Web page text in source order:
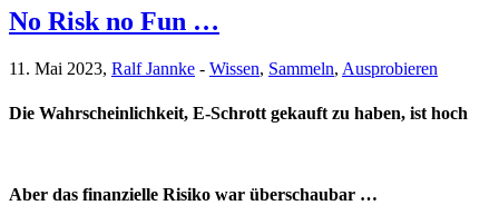
No Risk no Fun …
11. Mai 2023, Ralf Jannke - Wissen, Sammeln, Ausprobieren
Die Wahrscheinlichkeit, E-Schrott gekauft zu haben, ist hoch
Aber das finanzielle Risiko war überschaubar …